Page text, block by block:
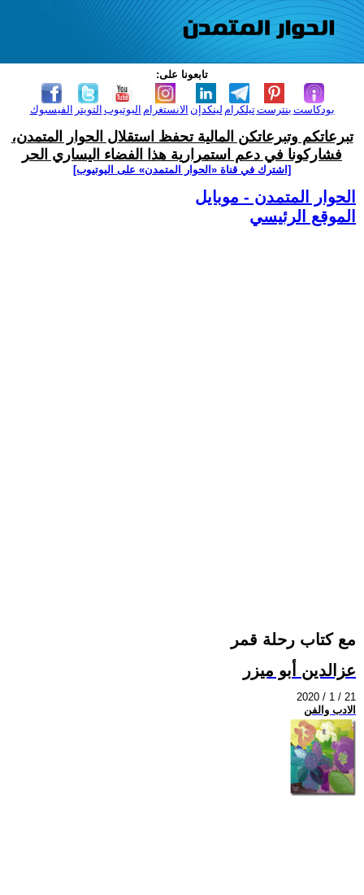
تابعونا على:
الفيسبوك التويتر اليوتيوب الانستغرام لينكدإن تيلكرامبنترست بودكاست
تبرعاتكم وتبرعاتكن المالية تحفظ استقلال الحوار المتمدن،
فشاركونا في دعم استمرارية هذا الفضاء اليساري الحر
[اشترك في قناة ‫«الحوار المتمدن» على اليوتيوب]
الحوار المتمدن - موبايل
الموقع الرئيسي
مع كتاب رحلة قمر
عزالدين أبو ميزر
2020 / 1 / 21
الادب والفن